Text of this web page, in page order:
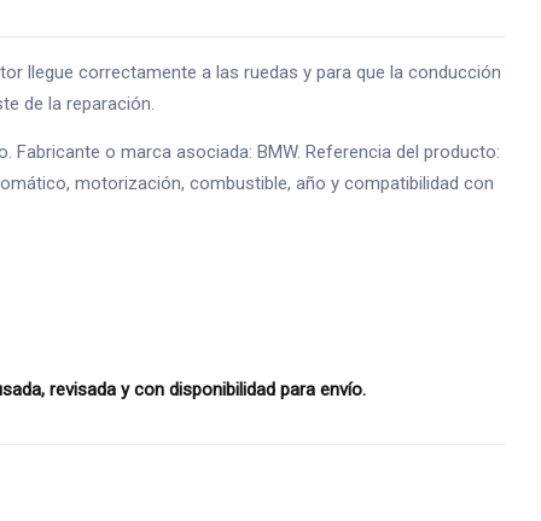
llegue correctamente a las ruedas y para que la conducción
de la reparación.
o marca asociada: BMW. Referencia del producto:
motorización, combustible, año y compatibilidad con
revisada y con disponibilidad para envío.